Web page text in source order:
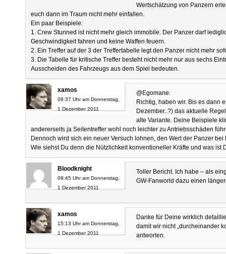
Wertschätzung von Panzern
euch dann im Traum nicht mehr einfallen.
Ein paar Beispiele:
1. Crew Stunned ist nicht mehr gleich immobile. Der Panzer darf
Geschwindigkeit fahren und keine Waffen feuern.
2. Ein Treffer auf der 3 der Treffertabelle legt den Panzer nicht mehr
3. Die Tabelle für kritische Treffer besteht nicht mehr nur aus sechs
Ausscheiden des Fahrzeugs aus dem Spiel bedeuten.
xamos
08:37 Uhr am Donnerstag,
1 Dezember 2011
@Egomane:
Richtig, haben wir. Bis es dann
Dezember..?) das aktuelle
alte Variante. Deine Beispiele
andererseits ja Seitentreffer wohl noch leichter zu Antriebsschäden
Dennoch wird sich ein neuer Versuch lohnen, den Wert der Panzer
Wie siehst Du denn die Nützlichkeit konventioneller Kräfte und was
Bloodknight
08:45 Uhr am Donnerstag,
1 Dezember 2011
Toller Bericht. Ich habe – als
GW-Fanworld dazu einen
xamos
15:13 Uhr am Donnerstag,
1 Dezember 2011
Danke für Deine wirklich
damit wir nicht „durcheinander
antworten.